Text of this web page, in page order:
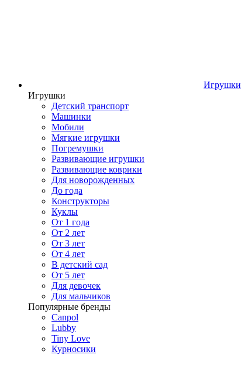
Игрушки
Игрушки
Детский транспорт
Машинки
Мобили
Мягкие игрушки
Погремушки
Развивающие игрушки
Развивающие коврики
Для новорожденных
До года
Конструкторы
Куклы
От 1 года
От 2 лет
От 3 лет
От 4 лет
В детский сад
От 5 лет
Для девочек
Для мальчиков
Популярные бренды
Canpol
Lubby
Tiny Love
Курносики